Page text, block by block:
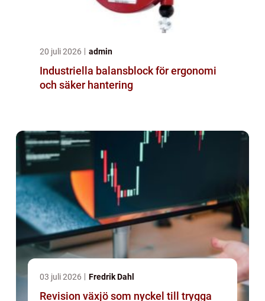
20 juli 2026 admin
Industriella balansblock för ergonomi
och säker hantering
03 juli 2026 Fredrik Dahl
Revision växjö som nyckel till trygga